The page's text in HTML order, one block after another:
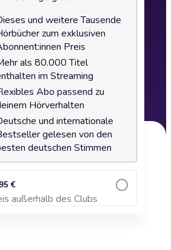
und weitere Tausende
zum exklusiven
Preis
als 80.000 Titel
im Streaming
Abo passend zu
Hörverhalten
und internationale
gelesen von den
deutschen Stimmen
€
außerhalb des Clubs
Zum Warenkorb hinzufügen